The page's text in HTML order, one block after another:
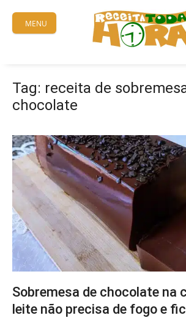
content
MENU
Tag: receita de
chocolate
Sobremesa de chocolate na
leite não precisa de fogo e